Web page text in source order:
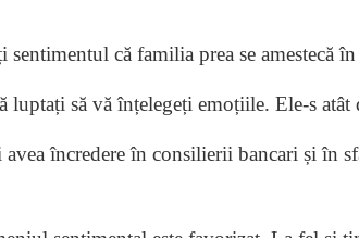
sentimentul că familia prea se amestecă
luptați să vă înțelegeți emoțiile. Ele-s atât
încredere în consilierii bancari și în